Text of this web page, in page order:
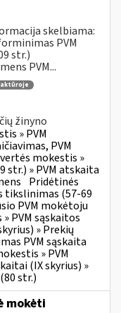
skelbiama:
PVM
str.)
PVM...
žinyno
» PVM
PVM
mokestis »
str.) » PVM atskaita
Pridėtinės
tikslinimas (57-69
PVM mokėtoju
PVM sąskaitos
» Prekių
PVM sąskaita
» PVM
(IX skyrius) »
str.)
mokėti